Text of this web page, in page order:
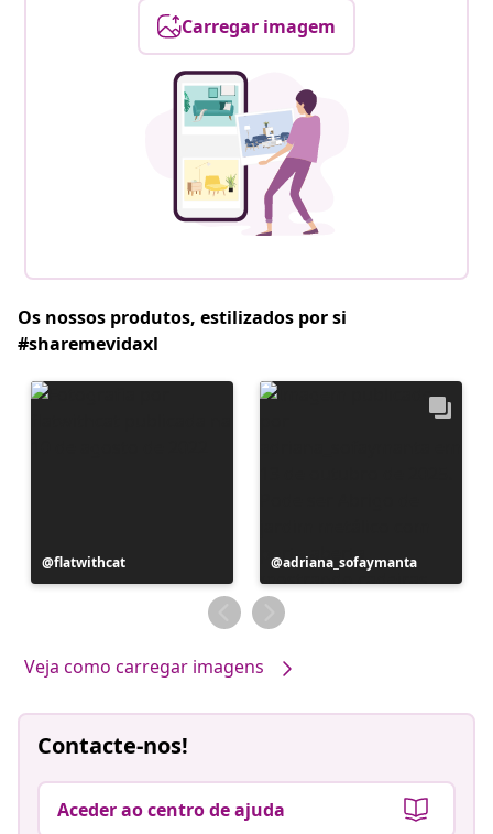
Carregar imagem
Os nossos produtos, estilizados por si
#sharemevidaxl
Postagem
publicada
flatwithcat
Postagem
publicada
por
adriana_sofaymanta
Veja como carregar imagens
Contacte-nos!
Aceder ao centro de ajuda